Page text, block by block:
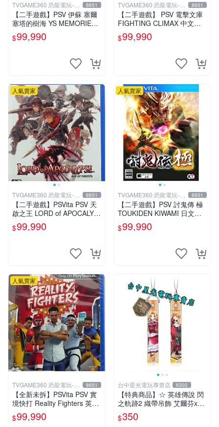
TVGAME360 恐龍電玩-台
中店
8651
【二手遊戲】PSV 伊蘇 塞爾
塞塔的樹海 YS MEMORIES
OF CELCETA 中文版【台中
恐龍電玩】
$99,990
TVGAME360 恐龍電玩-台
中店
8651
【二手遊戲】 PSV 電擊文庫
FIGHTING CLIMAX 中文版
【台中恐龍電玩】
$99,990
人氣賣家
TVGAME360 恐龍電玩-台
中店
8651
【二手遊戲】PSVita PSV 天
啟之王 LORD of APOCALYP
SE 亞洲日文版 【台中恐龍電
玩】
$99,990
人氣賣家
TVGAME360 恐龍電玩-台
中店
8651
【二手遊戲】PSV 討鬼傳 極
TOUKIDEN KIWAMI 日文版
【台中恐龍電玩】
$99,990
人氣賣家
TVGAME360 恐龍電玩-台
中店
8651
【全新未拆】PSVita PSV 實
境快打 Reality Fighters 英文
版【台中恐龍電玩】
$99,990
台中星光電玩專賣店 6302
【特典商品】☆ 英雄傳說 閃
之軌跡2 織帶吊飾 艾爾芬x奧
利巴特 ☆【官方授權商品】
台中星光電玩
$350